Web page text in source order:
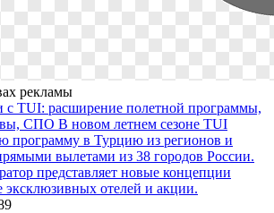
рекламы
с TUI: расширение полетной программы,
СПО В новом летнем сезоне TUI
программу в Турцию из регионов и
вылетами из 38 городов России.
представляет новые концепции
эксклюзивных отелей и акции.